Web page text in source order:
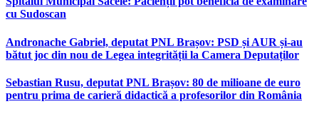
cu Sudoscan
Andronache Gabriel, deputat PNL Brașov: PSD și AUR și-au
bătut joc din nou de Legea integrității la Camera Deputaților
Sebastian Rusu, deputat PNL Brașov: 80 de milioane de euro
pentru prima de carieră didactică a profesorilor din România